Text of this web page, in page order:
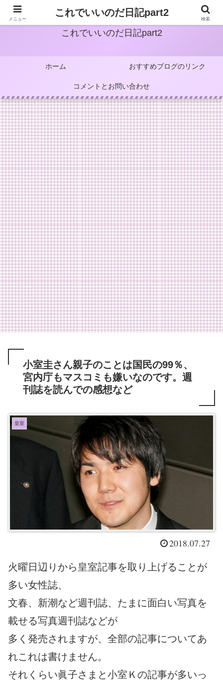
これでいいのだ日記part2
ホーム おすすめブログのリンク
コメントとお問い合わせ
小室圭さん親子のことは国民の99％、
宮内庁もマスコミも嫌いなのです。週
刊誌を読んでの感想など
皇室
2018.07.27
火曜日辺りから皇室記事を取り上げることが
多い女性誌、
文春、新潮など週刊誌、たまに面白い写真を
載せる写真週刊誌などが
多く発売されますが、全部の記事についてあ
れこれは書けません。
それくらい眞子さまと小室Ｋの記事が多いっ
メニュー
これでいいのだ日記part2
検索